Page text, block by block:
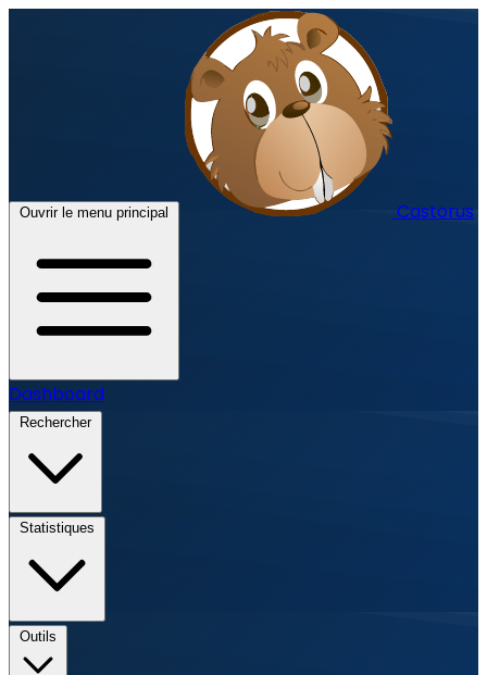
Ouvrir le menu principal Castorus
Dashboard
Rechercher
Statistiques
Outils